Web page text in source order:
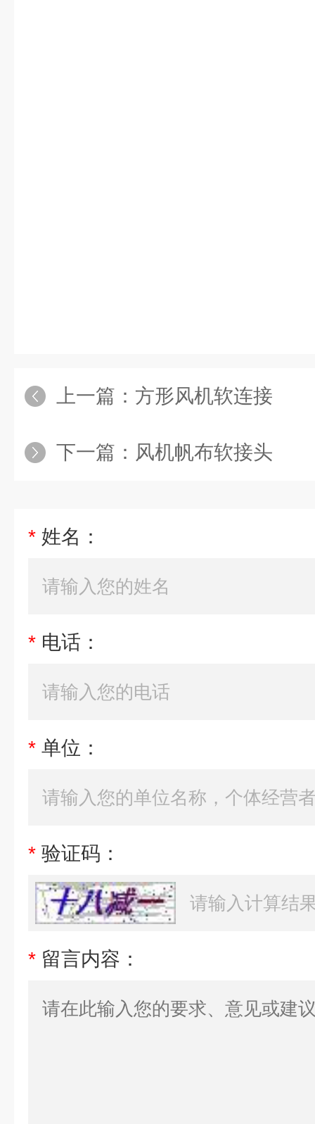
上一篇： 方形风机软连接
下一篇： 风机帆布软接头
* 姓名：
* 电话：
* 单位：
* 验证码：
* 留言内容：